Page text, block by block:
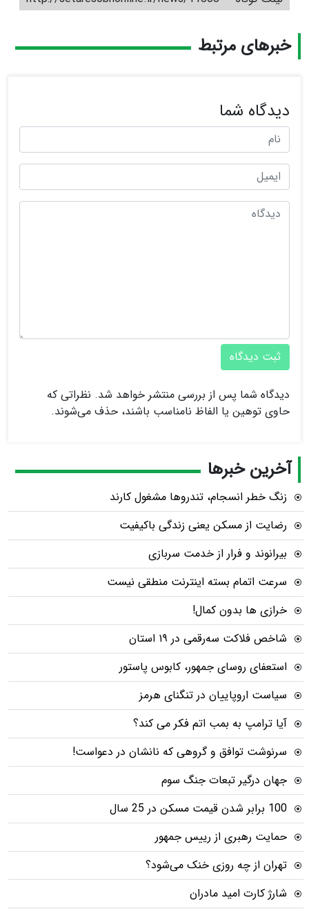
خبرهای مرتبط
دیدگاه شما
ثبت دیدگاه
دیدگاه شما پس از بررسی منتشر خواهد شد. نظراتی که
حاوی توهین یا الفاظ نامناسب باشند، حذف می‌شوند.
آخرین خبرها
زنگ خطر انسجام، تندروها مشغول کارند
رضایت از مسکن یعنی زندگی باکیفیت
بیرانوند و فرار از خدمت سربازی
سرعت اتمام بسته‌ اینترنت منطقی نیست
خرازی ها بدون کمال!
شاخص فلاکت سه‌رقمی در ۱۹ استان
استعفای روسای جمهور، کابوس پاستور
سیاست اروپاییان در تنگنای هرمز
آیا ترامپ به بمب اتم فکر می کند؟
سرنوشت توافق و گروهی که نانشان در دعواست!
جهان درگیر تبعات جنگ سوم
100 برابر شدن قیمت مسکن در 25 سال
حمایت رهبری از رییس جمهور
تهران از چه روزی خنک می‌شود؟
شارژ کارت امید مادران